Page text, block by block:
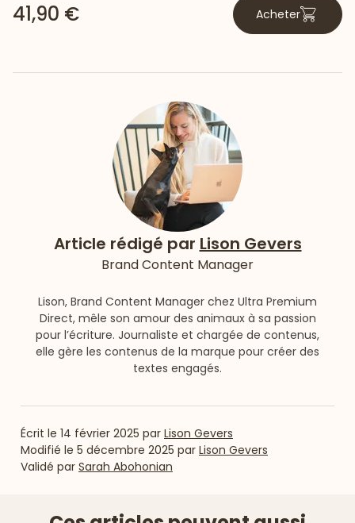
41,90 € Acheter
Article rédigé par Lison Gevers
Brand Content Manager
Lison, Brand Content Manager chez Ultra Premium
Direct, mêle son amour des animaux à sa passion
pour l’écriture. Journaliste et chargée de contenus,
elle gère les contenus de la marque pour créer des
textes engagés.
Écrit le 14 février 2025 par Lison Gevers
Modifié le 5 décembre 2025 par Lison Gevers
Validé par Sarah Abohonian